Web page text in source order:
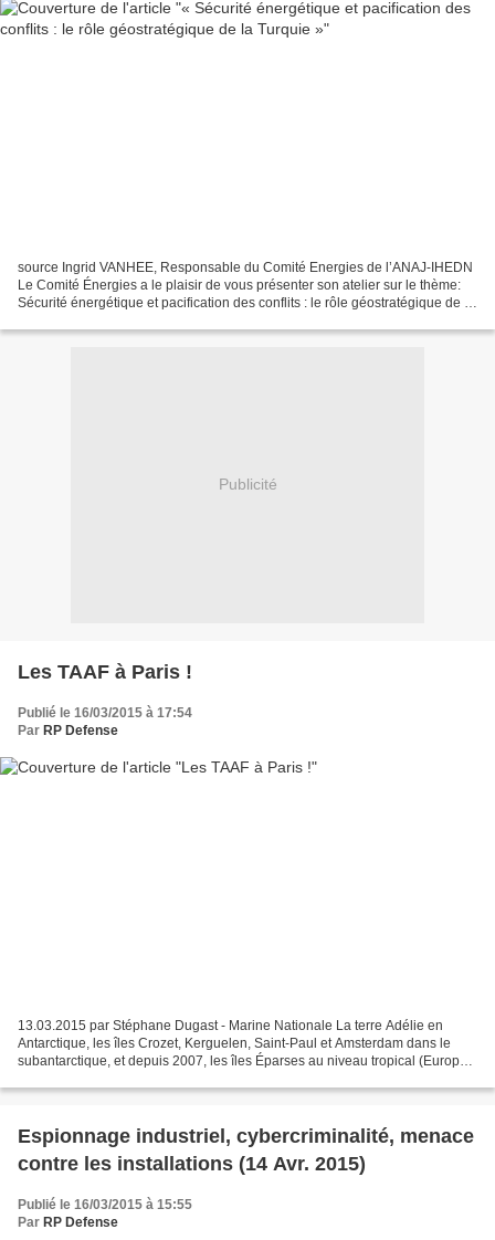
source Ingrid VANHEE, Responsable du Comité Energies de l’ANAJ-IHEDN
Le Comité Énergies a le plaisir de vous présenter son atelier sur le thème:
Sécurité énergétique et pacification des conflits : le rôle géostratégique de la
Publicité
Les TAAF à Paris !
Publié le 16/03/2015 à 17:54
Par RP Defense
13.03.2015 par Stéphane Dugast - Marine Nationale La terre Adélie en
Antarctique, les îles Crozet, Kerguelen, Saint-Paul et Amsterdam dans le
subantarctique, et depuis 2007, les îles Éparses au niveau tropical (Europa,
Espionnage industriel, cybercriminalité, menace
contre les installations (14 Avr. 2015)
Publié le 16/03/2015 à 15:55
Par RP Defense